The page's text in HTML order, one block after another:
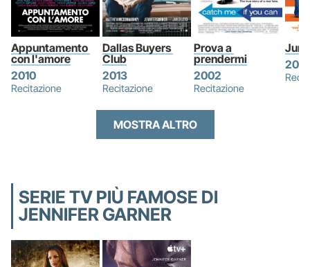
Appuntamento
con l'amore
2010
Recitazione
Dallas Buyers
Club
2013
Recitazione
Prova a
prendermi
2002
Recitazione
Juno
MOSTRA ALTRO
SERIE TV PIÙ FAMOSE DI
JENNIFER GARNER